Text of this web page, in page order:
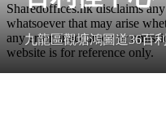
九龍區觀塘鴻圖道36百
Sharedoffices.hk disclaims
whatsoever that may arise
any error, inaccuracy or
website is for reference only.